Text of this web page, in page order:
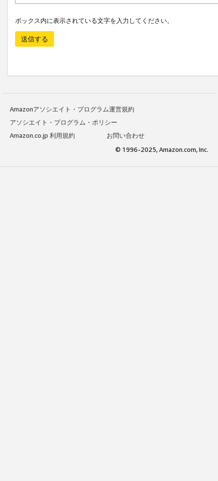
ボックス内に表示されている文字を入力してください。
送信する
Amazonアソシエイト・プログラム運営規約
アソシエイト・プログラム・ポリシー
Amazon.co.jp 利用規約
お問い合わせ
© 1996-2025, Amazon.com, Inc.